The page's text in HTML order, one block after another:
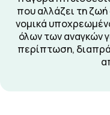
που αλλάζει τη
νομικά
όλων των αναγκών
περίπτωση,